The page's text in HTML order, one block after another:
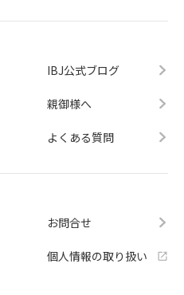
IBJ公式ブログ
親御様へ
よくある質問
お問合せ
個人情報の取り扱い